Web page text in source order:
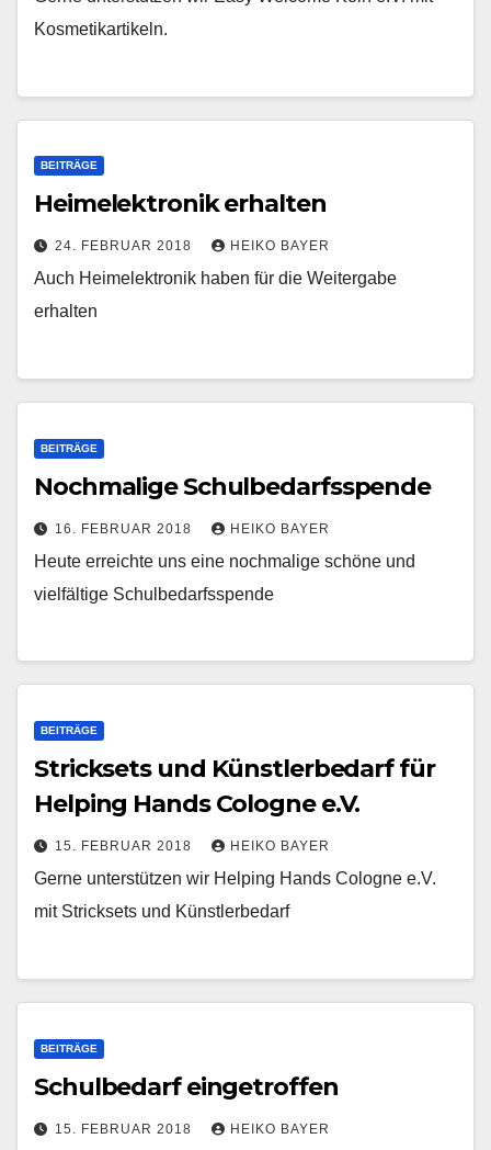
Kosmetikartikeln.
BEITRÄGE
Heimelektronik erhalten
24. FEBRUAR 2018 HEIKO BAYER
Auch Heimelektronik haben für die Weitergabe
erhalten
BEITRÄGE
Nochmalige Schulbedarfsspende
16. FEBRUAR 2018 HEIKO BAYER
Heute erreichte uns eine nochmalige schöne und
vielfältige Schulbedarfsspende
BEITRÄGE
Stricksets und Künstlerbedarf für
Helping Hands Cologne e.V.
15. FEBRUAR 2018 HEIKO BAYER
Gerne unterstützen wir Helping Hands Cologne e.V.
mit Stricksets und Künstlerbedarf
BEITRÄGE
Schulbedarf eingetroffen
15. FEBRUAR 2018 HEIKO BAYER